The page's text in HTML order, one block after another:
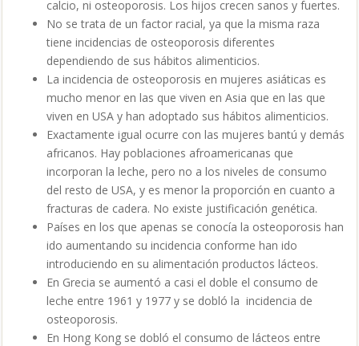
calcio, ni osteoporosis. Los hijos crecen sanos y fuertes.
No se trata de un factor racial, ya que la misma raza
tiene incidencias de osteoporosis diferentes
dependiendo de sus hábitos alimenticios.
La incidencia de osteoporosis en mujeres asiáticas es
mucho menor en las que viven en Asia que en las que
viven en USA y han adoptado sus hábitos alimenticios.
Exactamente igual ocurre con las mujeres bantú y demás
africanos. Hay poblaciones afroamericanas que
incorporan la leche, pero no a los niveles de consumo
del resto de USA, y es menor la proporción en cuanto a
fracturas de cadera. No existe justificación genética.
Países en los que apenas se conocía la osteoporosis han
ido aumentando su incidencia conforme han ido
introduciendo en su alimentación productos lácteos.
En Grecia se aumentó a casi el doble el consumo de
leche entre 1961 y 1977 y se dobló la incidencia de
osteoporosis.
En Hong Kong se dobló el consumo de lácteos entre